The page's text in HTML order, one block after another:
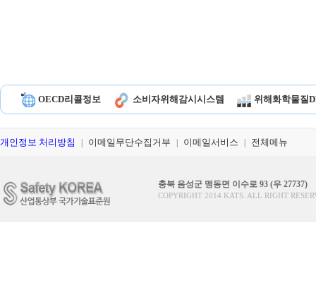
OECD리콜정보 소비자위해감시시스템 위해화학물질
개인정보 처리방침 이메일무단수집거부 이메일서비스 전체메뉴
충북 음성군 맹동면 이수로 93 (우 27737)
COPYRIGHT 2014 KATS. ALL RIGHT